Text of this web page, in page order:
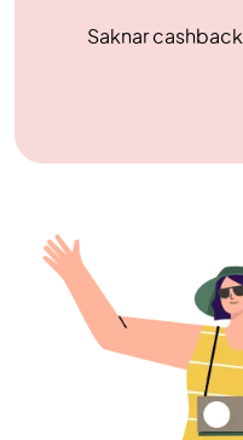
Saknar cashback